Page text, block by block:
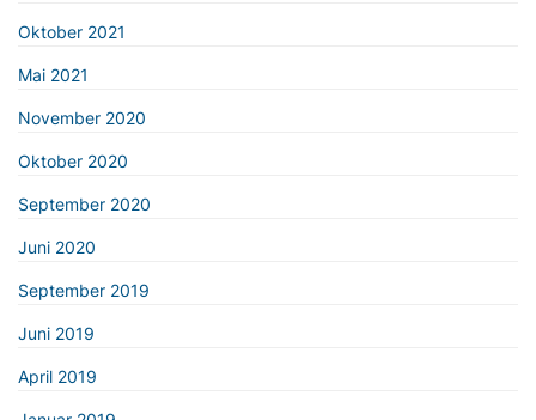
Oktober 2021
Mai 2021
November 2020
Oktober 2020
September 2020
Juni 2020
September 2019
Juni 2019
April 2019